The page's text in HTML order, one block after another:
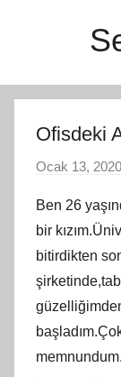
Ofisdeki
Ocak 13, 2020
Ben 26
bir
bitirdikten